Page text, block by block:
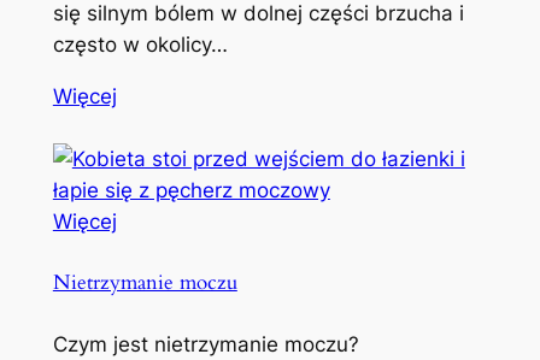
się silnym bólem w dolnej części brzucha i
często w okolicy…
Więcej
Więcej
Nietrzymanie moczu
Czym jest nietrzymanie moczu?